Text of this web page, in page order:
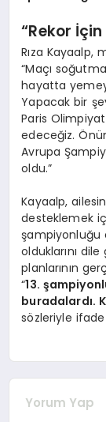
“Rekor
Rıza Kayaalp,
“Maçı
hayatta
Yapacak bir
Paris
edeceğiz.
Avrupa
oldu.”
Kayaalp,
desteklemek
şampiyonluğu
olduklarını
planlarının
“13.
buradalardı.
sözleriyle
Yorum Yap